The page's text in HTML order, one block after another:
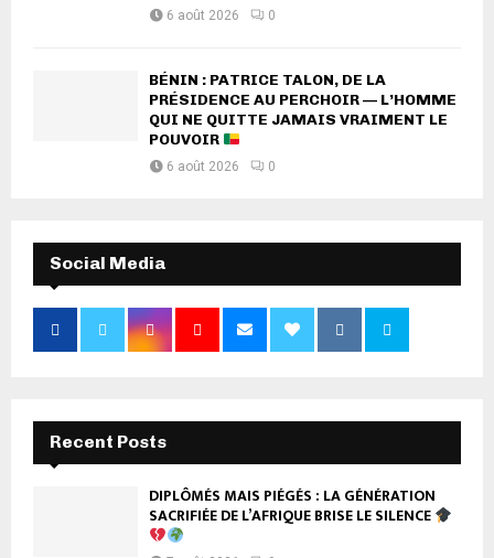
6 août 2026 0
BÉNIN : PATRICE TALON, DE LA
PRÉSIDENCE AU PERCHOIR — L’HOMME
QUI NE QUITTE JAMAIS VRAIMENT LE
POUVOIR
6 août 2026 0
Social Media
Recent Posts
DIPLÔMÉS MAIS PIÉGÉS : LA GÉNÉRATION
SACRIFIÉE DE L’AFRIQUE BRISE LE SILENCE